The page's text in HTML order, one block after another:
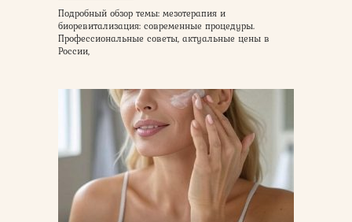
Подробный обзор темы: мезотерапия и
биоревитализация: современные процедуры.
Профессиональные советы, актуальные цены в
России,